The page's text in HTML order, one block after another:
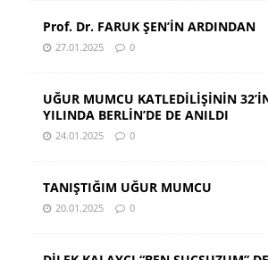
Prof. Dr. FARUK ŞEN’İN ARDINDAN
27.01.2025 0
UĞUR MUMCU KATLEDİLİŞİNİN
YILINDA BERLİN’DE DE ANILDI
24.01.2025 0
TANIŞTIĞIM UĞUR MUMCU
20.01.2025 0